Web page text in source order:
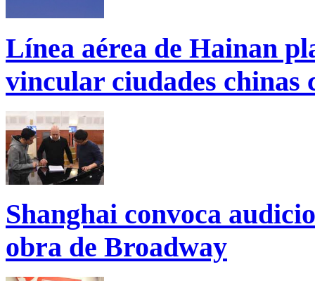
Línea aérea de Hainan
vincular ciudades chinas
Shanghai convoca
obra de Broadway